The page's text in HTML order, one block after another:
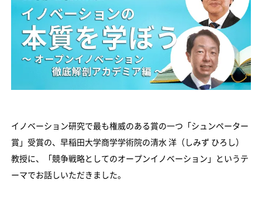
イノベーション研究で最も権威のある賞の一つ「シュンペーター
賞」受賞の、早稲田大学商学学術院の清水 洋（しみず ひろし）
教授に、「競争戦略としてのオープンイノベーション」というテ
ーマでお話しいただきました。